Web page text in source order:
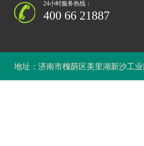
地址：济南市槐荫区美里湖新沙工
24小时服务热线：
400 66 21887